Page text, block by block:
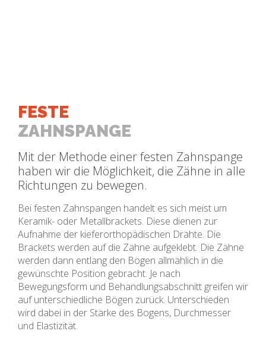
FESTE
ZAHNSPANGE
Mit der Methode einer festen Zahnspange
haben wir die Möglichkeit, die Zähne in alle
Richtungen zu bewegen.
Bei festen Zahnspangen handelt es sich meist um
Keramik- oder Metallbrackets. Diese dienen zur
Aufnahme der kieferorthopädischen Drähte. Die
Brackets werden auf die Zähne aufgeklebt. Die Zähne
werden dann entlang den Bögen allmählich in die
gewünschte Position gebracht. Je nach
Bewegungsform und Behandlungsabschnitt greifen wir
auf unterschiedliche Bögen zurück. Unterschieden
wird dabei in der Stärke des Bogens, Durchmesser
und Elastizität.